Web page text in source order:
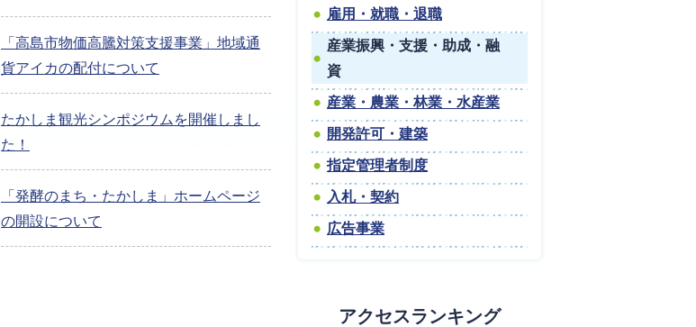
「高島市物価高騰対策支援事業」地域通
貨アイカの配付について
たかしま観光シンポジウムを開催しまし
た！
「発酵のまち・たかしま」ホームページ
の開設について
雇用・就職・退職
産業振興・支援・助成・融
資
産業・農業・林業・水産業
開発許可・建築
指定管理者制度
入札・契約
広告事業
アクセスランキング